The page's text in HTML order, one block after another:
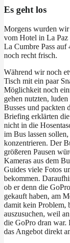
Es geht los
Morgens wurden
vom Hotel in La Paz
La Cumbre Pass auf
noch recht frisch.
Während wir noch
Tisch mit ein paar
Möglichkeit noch
gehen nutzten,
Busses und packten
Briefing erklärten
nicht in die
im Bus lassen
konzentrieren. Der
größeren Pausen
Kameras aus dem
Guides viele Fotos
bekommen.
ob er denn die
gekauft haben, am
damit kein Problem,
auszusuchen, weil
die GoPro dran war.
das Angebot direkt